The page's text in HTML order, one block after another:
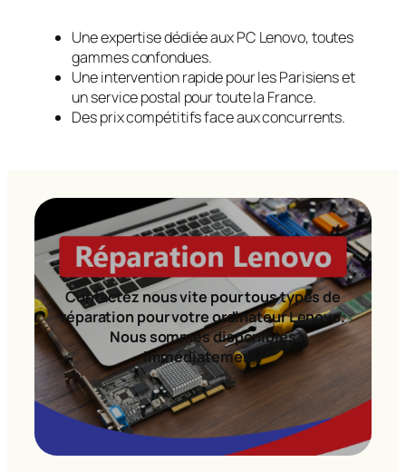
Une expertise dédiée aux PC Lenovo, toutes
gammes confondues.
Une intervention rapide pour les Parisiens et
un service postal pour toute la France.
Des prix compétitifs face aux concurrents.
Contactez nous vite pour tous types de
réparation pour votre ordinateur Lenovo.
Nous sommes disponibles
immédiatement!